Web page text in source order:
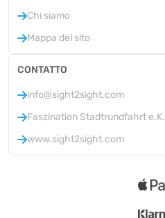
Chi siamo
Mappa del sito
CONTATTO
info@sight2sight.com
Faszination Stadtrundfahrt e.K.
www.sight2sight.com